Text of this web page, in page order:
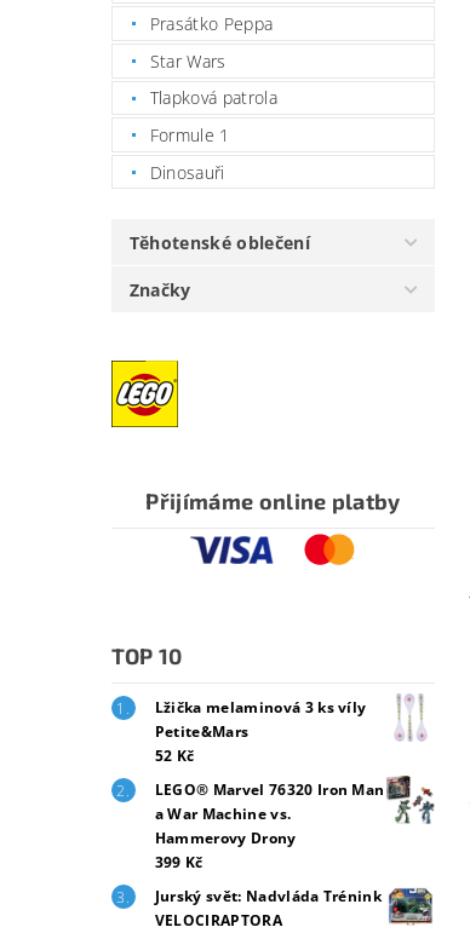
Prasátko Peppa
Star Wars
Tlapková patrola
Formule 1
Dinosauři
Těhotenské oblečení
Značky
Přijímáme online platby
TOP 10
Lžička melaminová 3 ks víly
Petite&Mars
52 Kč
LEGO® Marvel 76320 Iron Man
a War Machine vs.
Hammerovy Drony
399 Kč
Jurský svět: Nadvláda Trénink
VELOCIRAPTORA